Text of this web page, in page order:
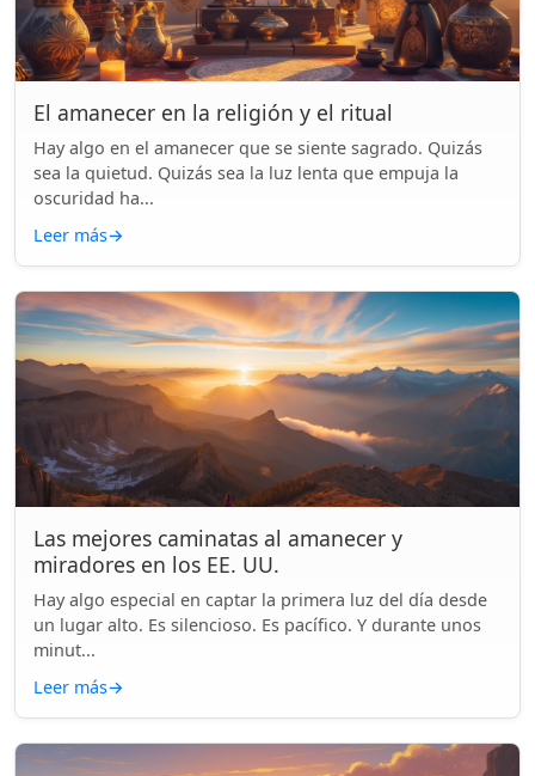
El amanecer en la religión y el ritual
Hay algo en el amanecer que se siente sagrado. Quizás
sea la quietud. Quizás sea la luz lenta que empuja la
oscuridad ha...
Leer más→
Las mejores caminatas al amanecer y
miradores en los EE. UU.
Hay algo especial en captar la primera luz del día desde
un lugar alto. Es silencioso. Es pacífico. Y durante unos
minut...
Leer más→